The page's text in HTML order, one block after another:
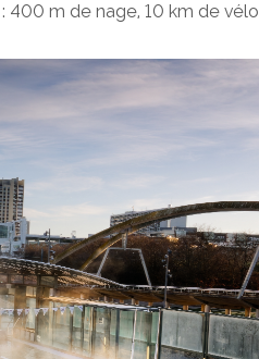
400 m de nage, 10 km de vélo